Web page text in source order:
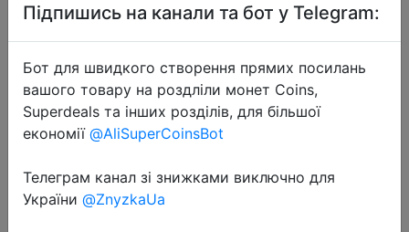
2020-09-24
Підпишись на канали та бот у Telegram:
Бот для швидкого створення прямих посилань
вашого товару на роздліли монет Coins,
Superdeals та інших розділів, для більшої
економії @AliSuperCoinsBot
Телеграм канал зі знижками виключно для
України @ZnyzkaUa